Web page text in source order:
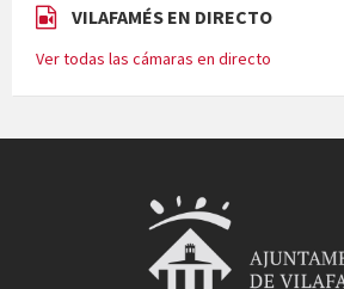
VILAFAMÉS EN DIRECTO
Ver todas las cámaras en directo